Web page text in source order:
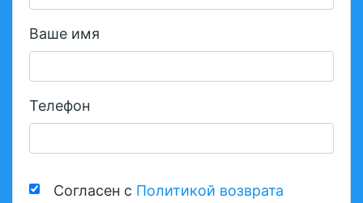
Ваше имя
Телефон
Согласен с Политикой возврата